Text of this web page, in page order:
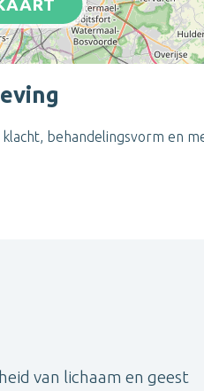
behandelingsvorm en
van lichaam en geest